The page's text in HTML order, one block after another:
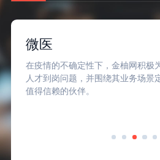
微医
在疫情的不确定性下，金柚网积极
人才到岗问题，并围绕其业务场景
值得信赖的伙伴。